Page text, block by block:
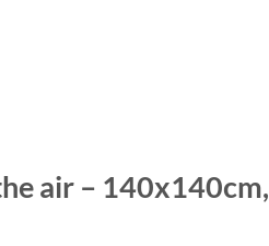
air – 140x140cm,